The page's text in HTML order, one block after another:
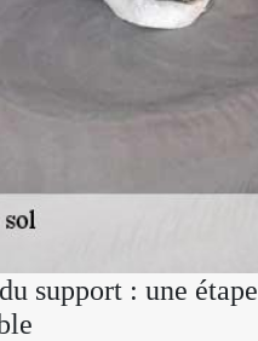
support : une étape